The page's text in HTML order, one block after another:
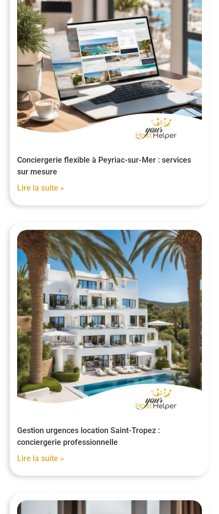
Conciergerie flexible à Peyriac-sur-Mer : services
sur mesure
Lire la suite »
Gestion urgences location Saint-Tropez :
conciergerie professionnelle
Lire la suite »